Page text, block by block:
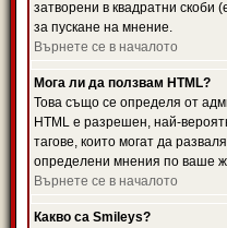
затворени в квадратни скоби
за пускане на мнение.
Върнете се в началото
Мога ли да ползвам HTML?
Това също се определя от
HTML е разрешен, най-
тагове, които могат да
определени мнения по ваше
Върнете се в началото
Какво са Smileys?